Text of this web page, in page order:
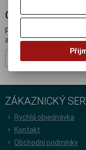
ODBĚR NOVINEK
Přihlašte se k odběru
akcích a soutěžích.
ZÁKAZNICKÝ
Rychlá objednávka
Kontakt
Obchodní podmínky